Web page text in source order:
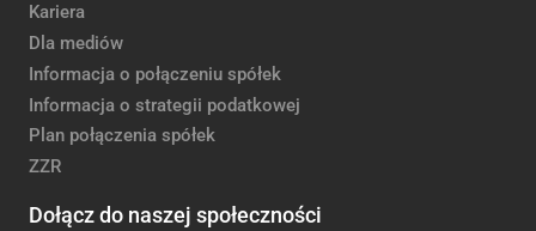
Kariera
Dla mediów
Informacja o połączeniu spółek
Informacja o strategii podatkowej
Plan połączenia spółek
ZZR
Dołącz do naszej społeczności